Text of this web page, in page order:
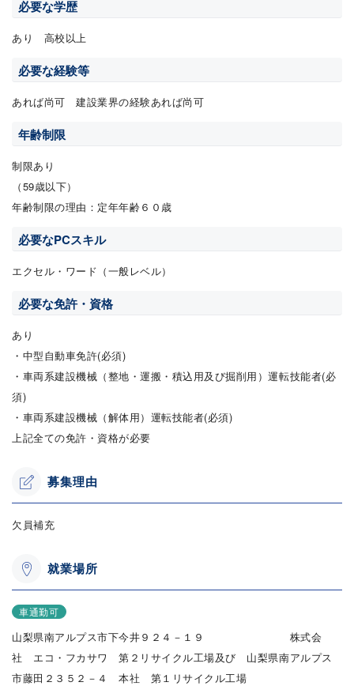
必要な学歴
あり 高校以上
必要な経験等
あれば尚可 建設業界の経験あれば尚可
年齢制限
制限あり
（59歳以下）
年齢制限の理由：定年年齢６０歳
必要なPCスキル
エクセル・ワード（一般レベル）
必要な免許・資格
あり
・中型自動車免許(必須)
・車両系建設機械（整地・運搬・積込用及び掘削用）運転技能者(必
須)
・車両系建設機械（解体用）運転技能者(必須)
上記全ての免許・資格が必要
募集理由
欠員補充
就業場所
車通勤可
山梨県南アルプス市下今井９２４－１９ 株式会
社 エコ・フカサワ 第２リサイクル工場及び 山梨県南アルプス
市藤田２３５２－４ 本社 第１リサイクル工場